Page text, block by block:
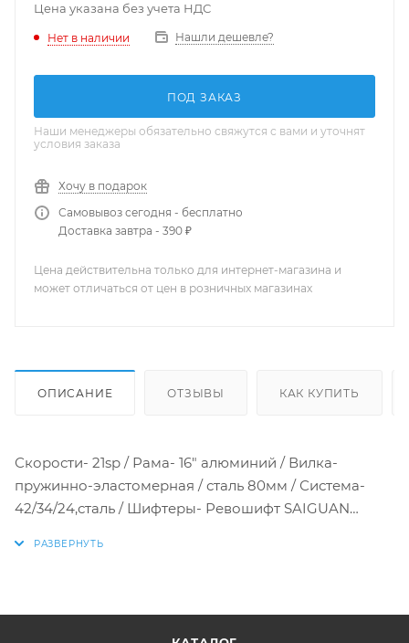
Цена указана без учета НДС
Нет в наличии Нашли дешевле?
ПОД ЗАКАЗ
Наши менеджеры обязательно свяжутся с вами и уточнят
условия заказа
Хочу в подарок
Самовывоз сегодня - бесплатно
Доставка завтра - 390 ₽
Цена действительна только для интернет-магазина и
может отличаться от цен в розничных магазинах
ОПИСАНИЕ ОТЗЫВЫ КАК КУПИТЬ
Скорости- 21sp / Рама- 16" алюминий / Вилка-
пружинно-эластомерная / сталь 80мм / Система-
42/34/24,сталь / Шифтеры- Ревошифт SAIGUAN